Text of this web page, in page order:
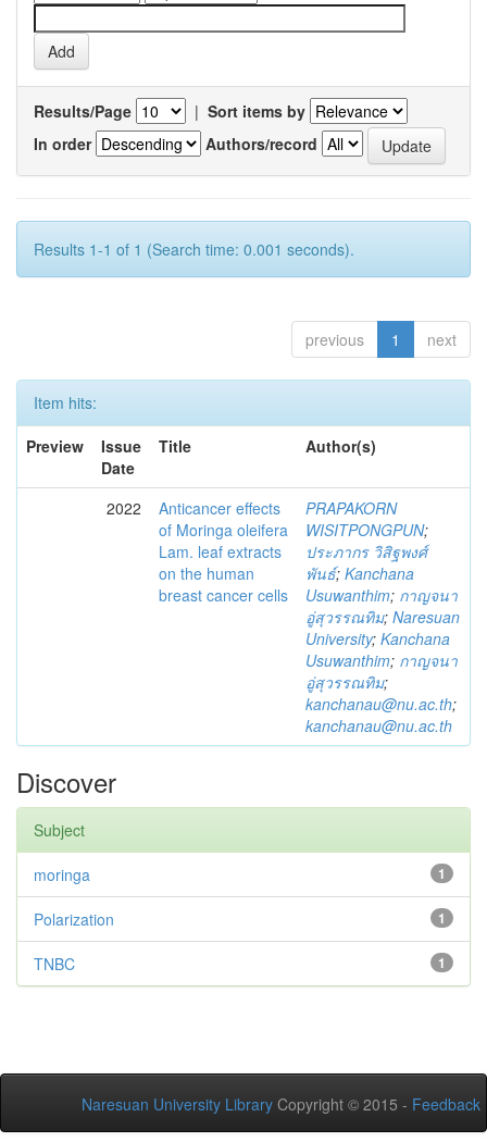
Results/Page | Sort items by
In order
Authors/record
Results 1-1 of 1 (Search time: 0.001 seconds).
previous 1 next
Item hits:
Preview
Issue
Date
Title Author(s)
2022
Anticancer effects
of Moringa oleifera
Lam. leaf extracts
on the human
breast cancer cells
PRAPAKORN
WISITPONGPUN;
ประภากร วิสิฐพงศ์
พันธ์; Kanchana
Usuwanthim; กาญจนา
อู่สุวรรณทิม; Naresuan
University; Kanchana
Usuwanthim; กาญจนา
อู่สุวรรณทิม;
kanchanau@nu.ac.th;
kanchanau@nu.ac.th
Discover
Subject
1
moringa
1
Polarization
1
TNBC
Naresuan University Library Copyright © 2015 - Feedback